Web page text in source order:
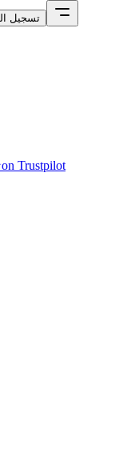
تسجيل
on Trustpilot